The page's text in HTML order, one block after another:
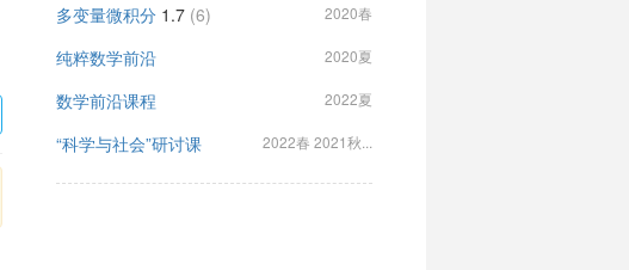
多变量微积分 1.7 (6) 2020春
纯粹数学前沿 2020夏
数学前沿课程 2022夏
“科学与社会”研讨课 2022春 2021秋...